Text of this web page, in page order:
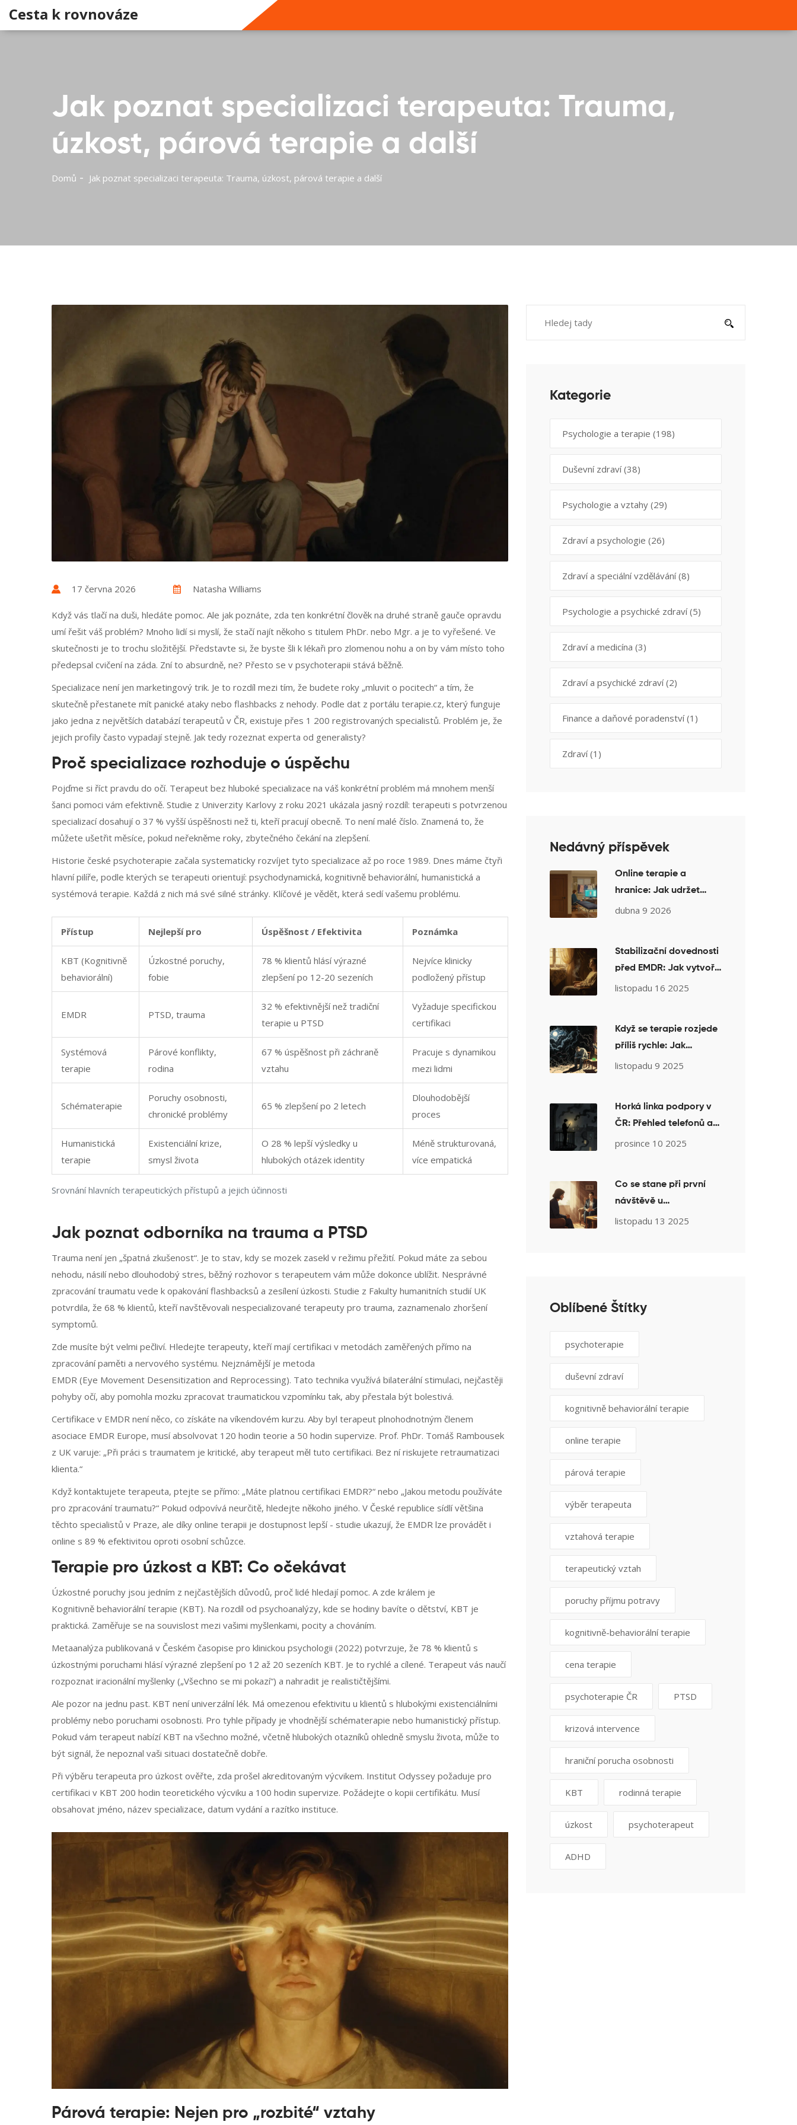
Cesta k rovnováze
Jak poznat specializaci terapeuta: Trauma,
úzkost, párová terapie a další
Domů Jak poznat specializaci terapeuta: Trauma, úzkost, párová terapie a další
17 června 2026 Natasha Williams
Když vás tlačí na duši, hledáte pomoc. Ale jak poznáte, zda ten konkrétní člověk na druhé straně gauče opravdu
umí řešit váš problém? Mnoho lidí si myslí, že stačí najít někoho s titulem PhDr. nebo Mgr. a je to vyřešené. Ve
skutečnosti je to trochu složitější. Představte si, že byste šli k lékaři pro zlomenou nohu a on by vám místo toho
předepsal cvičení na záda. Zní to absurdně, ne? Přesto se v psychoterapii stává běžně.
Specializace není jen marketingový trik. Je to rozdíl mezi tím, že budete roky „mluvit o pocitech“ a tím, že
skutečně přestanete mít panické ataky nebo flashbacks z nehody. Podle dat z portálu terapie.cz, který funguje
jako jedna z největších databází terapeutů v ČR, existuje přes 1 200 registrovaných specialistů. Problém je, že
jejich profily často vypadají stejně. Jak tedy rozeznat experta od generalisty?
Proč specializace rozhoduje o úspěchu
Pojďme si říct pravdu do očí. Terapeut bez hluboké specializace na váš konkrétní problém má mnohem menší
šanci pomoci vám efektivně. Studie z Univerzity Karlovy z roku 2021 ukázala jasný rozdíl: terapeuti s potvrzenou
specializací dosahují o 37 % vyšší úspěšnosti než ti, kteří pracují obecně. To není malé číslo. Znamená to, že
můžete ušetřit měsíce, pokud neřekněme roky, zbytečného čekání na zlepšení.
Historie české psychoterapie začala systematicky rozvíjet tyto specializace až po roce 1989. Dnes máme čtyři
hlavní pilíře, podle kterých se terapeuti orientují: psychodynamická, kognitivně behaviorální, humanistická a
systémová terapie. Každá z nich má své silné stránky. Klíčové je vědět, která sedí vašemu problému.
Srovnání hlavních terapeutických přístupů a jejich účinnosti
Přístup Nejlepší pro Úspěšnost / Efektivita Poznámka
KBT (Kognitivně
behaviorální)
Úzkostné poruchy,
fobie
78 % klientů hlásí výrazné
zlepšení po 12-20 sezeních
Nejvíce klinicky
podložený přístup
EMDR PTSD, trauma
32 % efektivnější než tradiční
terapie u PTSD
Vyžaduje specifickou
certifikaci
Systémová
terapie
Párové konflikty,
rodina
67 % úspěšnost při záchraně
vztahu
Pracuje s dynamikou
mezi lidmi
Schématerapie
Poruchy osobnosti,
chronické problémy
65 % zlepšení po 2 letech
Dlouhodobější
proces
Humanistická
terapie
Existenciální krize,
smysl života
O 28 % lepší výsledky u
hlubokých otázek identity
Méně strukturovaná,
více empatická
Jak poznat odborníka na trauma a PTSD
Trauma není jen „špatná zkušenost“. Je to stav, kdy se mozek zasekl v režimu přežití. Pokud máte za sebou
nehodu, násilí nebo dlouhodobý stres, běžný rozhovor s terapeutem vám může dokonce ublížit. Nesprávné
zpracování traumatu vede k opakování flashbacksů a zesílení úzkosti. Studie z Fakulty humanitních studií UK
potvrdila, že 68 % klientů, kteří navštěvovali nespecializované terapeuty pro trauma, zaznamenalo zhoršení
symptomů.
Zde musíte být velmi pečliví. Hledejte terapeuty, kteří mají certifikaci v metodách zaměřených přímo na
zpracování paměti a nervového systému. Nejznámější je metoda
EMDR (Eye Movement Desensitization and Reprocessing). Tato technika využívá bilaterální stimulaci, nejčastěji
pohyby očí, aby pomohla mozku zpracovat traumatickou vzpomínku tak, aby přestala být bolestivá.
Certifikace v EMDR není něco, co získáte na víkendovém kurzu. Aby byl terapeut plnohodnotným členem
asociace EMDR Europe, musí absolvovat 120 hodin teorie a 50 hodin supervize. Prof. PhDr. Tomáš Rambousek
z UK varuje: „Při práci s traumatem je kritické, aby terapeut měl tuto certifikaci. Bez ní riskujete retraumatizaci
klienta.“
Když kontaktujete terapeuta, ptejte se přímo: „Máte platnou certifikaci EMDR?“ nebo „Jakou metodu používáte
pro zpracování traumatu?“ Pokud odpovívá neurčitě, hledejte někoho jiného. V České republice sídlí většina
těchto specialistů v Praze, ale díky online terapii je dostupnost lepší - studie ukazují, že EMDR lze provádět i
online s 89 % efektivitou oproti osobní schůzce.
Terapie pro úzkost a KBT: Co očekávat
Úzkostné poruchy jsou jedním z nejčastějších důvodů, proč lidé hledají pomoc. A zde králem je
Kognitivně behaviorální terapie (KBT). Na rozdíl od psychoanalýzy, kde se hodiny bavíte o dětství, KBT je
praktická. Zaměřuje se na souvislost mezi vašimi myšlenkami, pocity a chováním.
Metaanalýza publikovaná v Českém časopise pro klinickou psychologii (2022) potvrzuje, že 78 % klientů s
úzkostnými poruchami hlásí výrazné zlepšení po 12 až 20 sezeních KBT. Je to rychlé a cílené. Terapeut vás naučí
rozpoznat iracionální myšlenky („Všechno se mi pokazí“) a nahradit je realističtějšími.
Ale pozor na jednu past. KBT není univerzální lék. Má omezenou efektivitu u klientů s hlubokými existenciálními
problémy nebo poruchami osobnosti. Pro tyhle případy je vhodnější schématerapie nebo humanistický přístup.
Pokud vám terapeut nabízí KBT na všechno možné, včetně hlubokých otazníků ohledně smyslu života, může to
být signál, že nepoznal vaši situaci dostatečně dobře.
Při výběru terapeuta pro úzkost ověřte, zda prošel akreditovaným výcvikem. Institut Odyssey požaduje pro
certifikaci v KBT 200 hodin teoretického výcviku a 100 hodin supervize. Požádejte o kopii certifikátu. Musí
obsahovat jméno, název specializace, datum vydání a razítko instituce.
Párová terapie: Nejen pro „rozbité“ vztahy
Kategorie
Psychologie a terapie (198)
Duševní zdraví(38)
Psychologie a vztahy (29)
Zdraví a psychologie (26)
Zdraví a speciální vzdělávání(8)
Psychologie a psychické zdraví(5)
Zdraví a medicína (3)
Zdraví a psychické zdraví(2)
Finance a daňové poradenství(1)
Zdraví(1)
Nedávný příspěvek
Online terapie a
hranice: Jak udržet
profesionalitu na dálku
dubna 9 2026
Stabilizační dovednosti
před EMDR: Jak vytvořit
bezpečné kotvy a
listopadu 16 2025
Když se terapie rozjede
příliš rychle: Jak
zpomalit a stabilizovat
listopadu 9 2025
Horká linka podpory v
ČR: Přehled telefonů a
online poraden v krizi
prosince 10 2025
Co se stane při první
návštěvě u
psychoterapeuta: Krok
listopadu 13 2025
Oblíbené Štítky
psychoterapie
duševní zdraví
kognitivně behaviorální terapie
online terapie
párová terapie
výběr terapeuta
vztahová terapie
terapeutický vztah
poruchy příjmu potravy
kognitivně-behaviorální terapie
cena terapie
psychoterapie ČR PTSD
krizová intervence
hraniční porucha osobnosti
KBT rodinná terapie
úzkost psychoterapeut
ADHD